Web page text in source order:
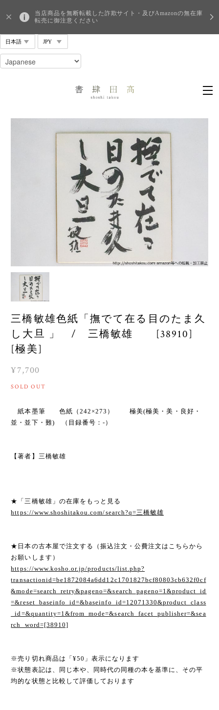
当店商品を無断転載した詐欺サイト・及びAmazonの無在庫
転売に御注意ください
三橋敏雄色紙「撫でて在る目のたま久
し大旦 」 / 三橋敏雄 [38910]
[極美]
¥7,700
SOLD OUT
紙本墨筆 色紙（242×273） 極美(極美・美・良好・
並・並下・難) （目録番号：-）
【著者】三橋敏雄
★「三橋敏雄」の在庫をもっと見る
https://www.shoshitakou.com/search?q=三橋敏雄
★日本の古本屋で注文する（振込注文・公費注文はこちらから
お願いします）
https://www.kosho.or.jp/products/list.php?
transactionid=be1872084a6dd12c1701827bcf80803cb632f0cf
&mode=search_retry&pageno=&search_pageno=1&product_id
=&reset_baseinfo_id=&baseinfo_id=12071330&product_class
_id=&quantity=1&from_mode=&search_facet_publisher=&sea
rch_word=[38910]
※売り切れ商品は「¥50」表示になります
※状態表記は、同じ本や、同時代の同種の本を基準に、その平
均的な状態と比較して評価しております